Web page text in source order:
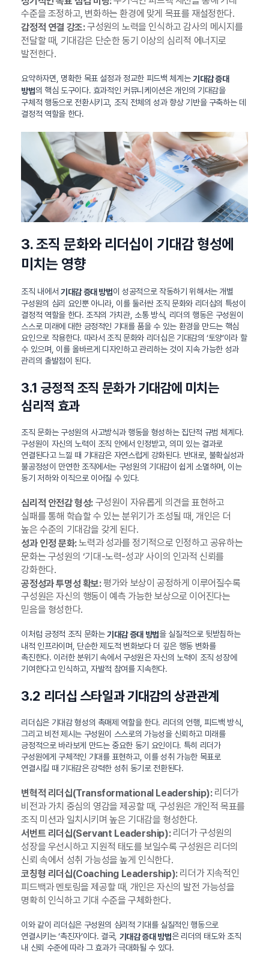
수준을 조정하고, 변화하는 환경에 맞게 목표를 재설정한다.
감정적 연결 강조:구성원의 노력을 인식하고 감사의 메시지를
전달할 때, 기대감은 단순한 동기 이상의 심리적 에너지로
발전한다.
요약하자면, 명확한 목표 설정과 정교한 피드백 체계는기대감 증대
방법의 핵심 도구이다. 효과적인 커뮤니케이션은 개인의 기대감을
구체적 행동으로 전환시키고, 조직 전체의 성과 향상 기반을 구축하는 데
결정적 역할을 한다.
3. 조직 문화와 리더십이 기대감 형성에
미치는 영향
조직 내에서 기대감 증대 방법이 성공적으로 작동하기 위해서는 개별
구성원의 심리 요인뿐 아니라, 이를 둘러싼 조직 문화와 리더십의 특성이
결정적 역할을 한다. 조직의 가치관, 소통 방식, 리더의 행동은 구성원이
스스로 미래에 대한 긍정적인 기대를 품을 수 있는 환경을 만드는 핵심
요인으로 작용한다. 따라서 조직 문화와 리더십은 기대감의 ‘토양’이라 할
수 있으며, 이를 올바르게 디자인하고 관리하는 것이 지속 가능한 성과
관리의 출발점이 된다.
3.1 긍정적 조직 문화가 기대감에 미치는
심리적 효과
조직 문화는 구성원의 사고방식과 행동을 형성하는 집단적 규범 체계다.
구성원이 자신의 노력이 조직 안에서 인정받고, 의미 있는 결과로
연결된다고 느낄 때 기대감은 자연스럽게 강화된다. 반대로, 불확실성과
불공정성이 만연한 조직에서는 구성원의 기대감이 쉽게 소멸하며, 이는
동기 저하와 이직으로 이어질 수 있다.
심리적 안전감 형성:구성원이 자유롭게 의견을 표현하고
실패를 통해 학습할 수 있는 분위기가 조성될 때, 개인은 더
높은 수준의 기대감을 갖게 된다.
성과 인정 문화:노력과 성과를 정기적으로 인정하고 공유하는
문화는 구성원의 ‘기대-노력-성과’ 사이의 인과적 신뢰를
강화한다.
공정성과 투명성 확보:평가와 보상이 공정하게 이루어질수록
구성원은 자신의 행동이 예측 가능한 보상으로 이어진다는
믿음을 형성한다.
이처럼 긍정적 조직 문화는기대감 증대 방법을 실질적으로 뒷받침하는
내적 인프라이며, 단순한 제도적 변화보다 더 깊은 행동 변화를
촉진한다. 이러한 분위기 속에서 구성원은 자신의 노력이 조직 성장에
기여한다고 인식하고, 자발적 참여를 지속한다.
3.2 리더십 스타일과 기대감의 상관관계
리더십은 기대감 형성의 촉매제 역할을 한다. 리더의 언행, 피드백 방식,
그리고 비전 제시는 구성원이 스스로의 가능성을 신뢰하고 미래를
긍정적으로 바라보게 만드는 중요한 동기 요인이다. 특히 리더가
구성원에게 구체적인 기대를 표현하고, 이를 성취 가능한 목표로
연결시킬 때 기대감은 강력한 성취 동기로 전환된다.
변혁적 리더십(Transformational Leadership):리더가
비전과 가치 중심의 영감을 제공할 때, 구성원은 개인적 목표를
조직 미션과 일치시키며 높은 기대감을 형성한다.
서번트 리더십(Servant Leadership):리더가 구성원의
성장을 우선시하고 지원적 태도를 보일수록 구성원은 리더의
신뢰 속에서 성취 가능성을 높게 인식한다.
코칭형 리더십(Coaching Leadership):리더가 지속적인
피드백과 멘토링을 제공할 때, 개인은 자신의 발전 가능성을
명확히 인식하고 기대 수준을 구체화한다.
이와 같이 리더십은 구성원의 심리적 기대를 실질적인 행동으로
연결시키는 ‘촉진자’이다. 결국, 기대감 증대 방법은 리더의 태도와 조직
내 신뢰 수준에 따라 그 효과가 극대화될 수 있다.